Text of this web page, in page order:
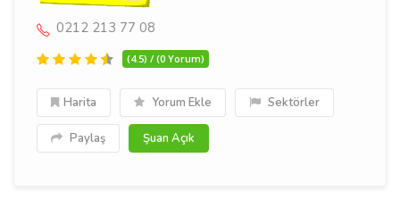
0212 213 77 08
(4.5) / (0 Yorum)
Harita Yorum Ekle Sektörler
Paylaş Şuan Açık